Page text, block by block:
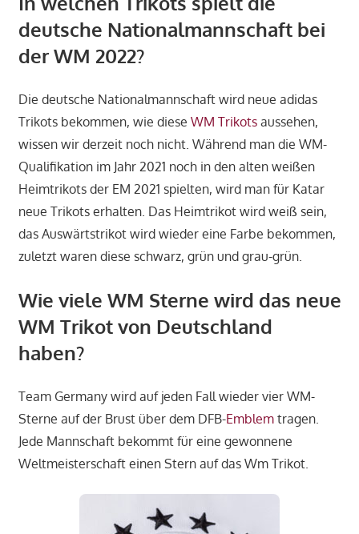
deutsche Nationalmannschaft bei
der WM 2022?
Die deutsche Nationalmannschaft wird neue adidas
Trikots bekommen, wie diese WM Trikotsaussehen,
wissen wir derzeit noch nicht. Während man die WM-
Qualifikation im Jahr 2021 noch in den alten weißen
Heimtrikots der EM 2021 spielten, wird man für Katar
neue Trikots erhalten. Das Heimtrikot wird weiß sein,
das Auswärtstrikot wird wieder eine Farbe bekommen,
zuletzt waren diese schwarz, grün und grau-grün.
Wie viele WM Sterne wird das neue
WM Trikot von Deutschland
haben?
Team Germany wird auf jeden Fall wieder vier WM-
Sterne auf der Brust über dem DFB-Emblemtragen.
Jede Mannschaft bekommt für eine gewonnene
Weltmeisterschaft einen Stern auf das Wm Trikot.